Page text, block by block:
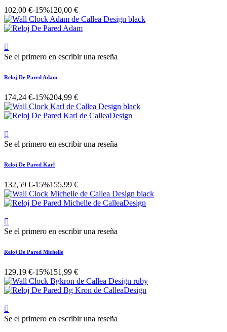
102,00 €-15%120,00 €

Se el primero en escribir una reseña
Reloj De Pared Adam
174,24 €-15%204,99 €

Se el primero en escribir una reseña
Reloj De Pared Karl
132,59 €-15%155,99 €

Se el primero en escribir una reseña
Reloj De Pared Michelle
129,19 €-15%151,99 €

Se el primero en escribir una reseña